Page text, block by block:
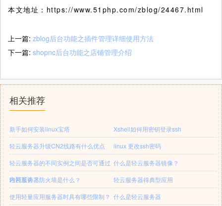
本文地址：https://www.51php.com/zblog/24467.html
上一篇: zblog后台功能之插件管理详细使用方法
下一篇: shopnc后台功能之店铺管理介绍
相关推荐
新手如何安装linux宝塔
Xshell如何用密钥登录ssh
轻云服务器升级CN2线路有什么优点
linux 更改ssh密码
轻云服务器的不同实例之间是否可通过
内网互访？
什么是轻云服务器镜像？
轻云服务器防火墙是什么？
轻云服务器得典型应用
使用轻量应用服务器时具有哪些限制？ 什么是轻云服务器